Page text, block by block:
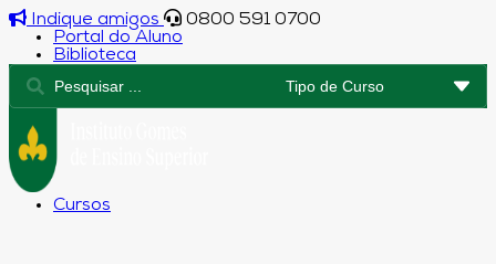
Indique amigos
0800 591 0700
Portal do Aluno
Biblioteca
Cursos